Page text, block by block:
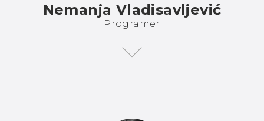
Nemanja Vladisavljević
Programer